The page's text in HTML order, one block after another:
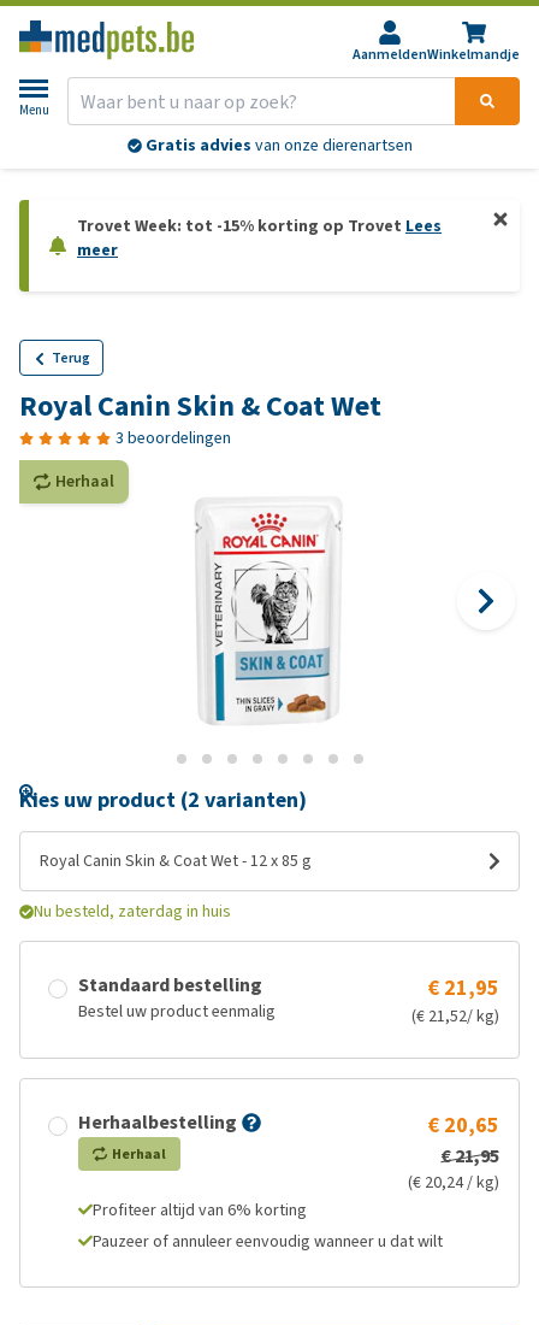
AanmeldenWinkelmandje
Menu
Gratis advies van onze dierenartsen
Trovet Week: tot -15% korting op Trovet Lees
meer
Terug
Royal Canin Skin & Coat Wet
3 beoordelingen
Herhaal
Kies uw product (2 varianten)
Royal Canin Skin & Coat Wet - 12 x 85 g
Nu besteld, zaterdag in huis
Standaard bestelling
Bestel uw product eenmalig
€ 21,95
(€ 21,52/ kg)
Herhaalbestelling
Herhaal
€ 20,65
€ 21,95
(€ 20,24 / kg)
Profiteer altijd van 6% korting
Pauzeer of annuleer eenvoudig wanneer u dat wilt